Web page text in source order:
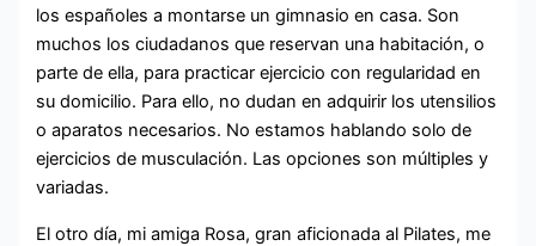
los españoles a montarse un gimnasio en casa. Son
muchos los ciudadanos que reservan una habitación, o
parte de ella, para practicar ejercicio con regularidad en
su domicilio. Para ello, no dudan en adquirir los utensilios
o aparatos necesarios. No estamos hablando solo de
ejercicios de musculación. Las opciones son múltiples y
variadas.
El otro día, mi amiga Rosa, gran aficionada al Pilates, me